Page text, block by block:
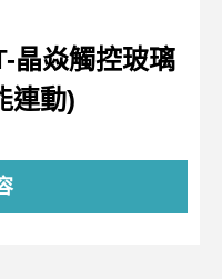
晶焱觸控玻璃
連動)